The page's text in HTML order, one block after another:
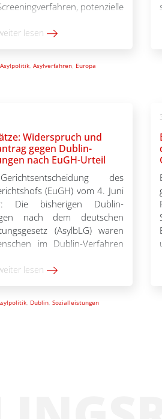
potenzielle
Überstellungen in andere
[…]
lesen
Asylpolitik, Asylverfahren, Europa
Widerspruch und
gegen Dublin-
nach EuGH-Urteil
des
(EuGH) vom 4. Juni
Die bisherigen Dublin-
nach dem deutschen
(AsylbLG) waren
im Dublin-Verfahren
einen angemessenen
Musterschriftsätze
lesen
, Dublin, Sozialleistungen